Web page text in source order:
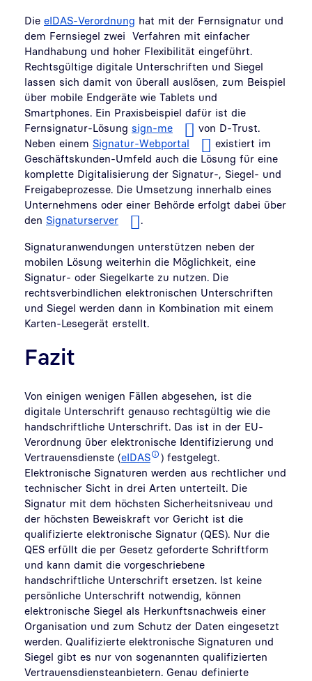
Die eIDAS-Verordnung hat mit der Fernsignatur und
dem Fernsiegel zwei Verfahren mit einfacher
Handhabung und hoher Flexibilität eingeführt.
Rechtsgültige digitale Unterschriften und Siegel
lassen sich damit von überall auslösen, zum Beispiel
über mobile Endgeräte wie Tablets und
Smartphones. Ein Praxisbeispiel dafür ist die
Fernsignatur-Lösung sign-me
von D-Trust.
Neben einem Signatur-Webportal
existiert im
Geschäftskunden-Umfeld auch die Lösung für eine
komplette Digitalisierung der Signatur-, Siegel- und
Freigabeprozesse. Die Umsetzung innerhalb eines
Unternehmens oder einer Behörde erfolgt dabei über
den Signaturserver
Signaturanwendungen unterstützen neben der
mobilen Lösung weiterhin die Möglichkeit, eine
Signatur- oder Siegelkarte zu nutzen. Die
rechtsverbindlichen elektronischen Unterschriften
und Siegel werden dann in Kombination mit einem
Karten-Lesegerät erstellt.
Fazit
Von einigen wenigen Fällen abgesehen, ist die
digitale Unterschrift genauso rechtsgültig wie die
handschriftliche Unterschrift. Das ist in der EU-
Verordnung über elektronische Identifizierung und
Vertrauensdienste (eIDAS
) festgelegt.
Elektronische Signaturen werden aus rechtlicher und
technischer Sicht in drei Arten unterteilt. Die
Signatur mit dem höchsten Sicherheitsniveau und
der höchsten Beweiskraft vor Gericht ist die
qualifizierte elektronische Signatur (QES). Nur die
QES erfüllt die per Gesetz geforderte Schriftform
und kann damit die vorgeschriebene
handschriftliche Unterschrift ersetzen. Ist keine
persönliche Unterschrift notwendig, können
elektronische Siegel als Herkunftsnachweis einer
Organisation und zum Schutz der Daten eingesetzt
werden. Qualifizierte elektronische Signaturen und
Siegel gibt es nur von sogenannten qualifizierten
Vertrauensdiensteanbietern. Genau definierte